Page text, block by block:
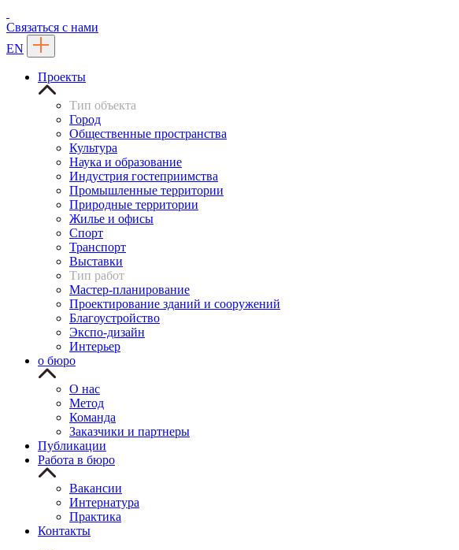
Связаться с нами
EN
Проекты
Тип объекта
Город
Общественные пространства
Культура
Наука и образование
Индустрия гостеприимства
Промышленные территории
Природные территории
Жилье и офисы
Спорт
Транспорт
Выставки
Тип работ
Мастер-планирование
Проектирование зданий и сооружений
Благоустройство
Экспо-дизайн
Интерьер
о бюро
О нас
Метод
Команда
Заказчики и партнеры
Публикации
Работа в бюро
Вакансии
Интернатура
Практика
Контакты